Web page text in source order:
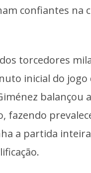
confiantes na
torcedores
inicial do jogo
balançou
fazendo
a partida